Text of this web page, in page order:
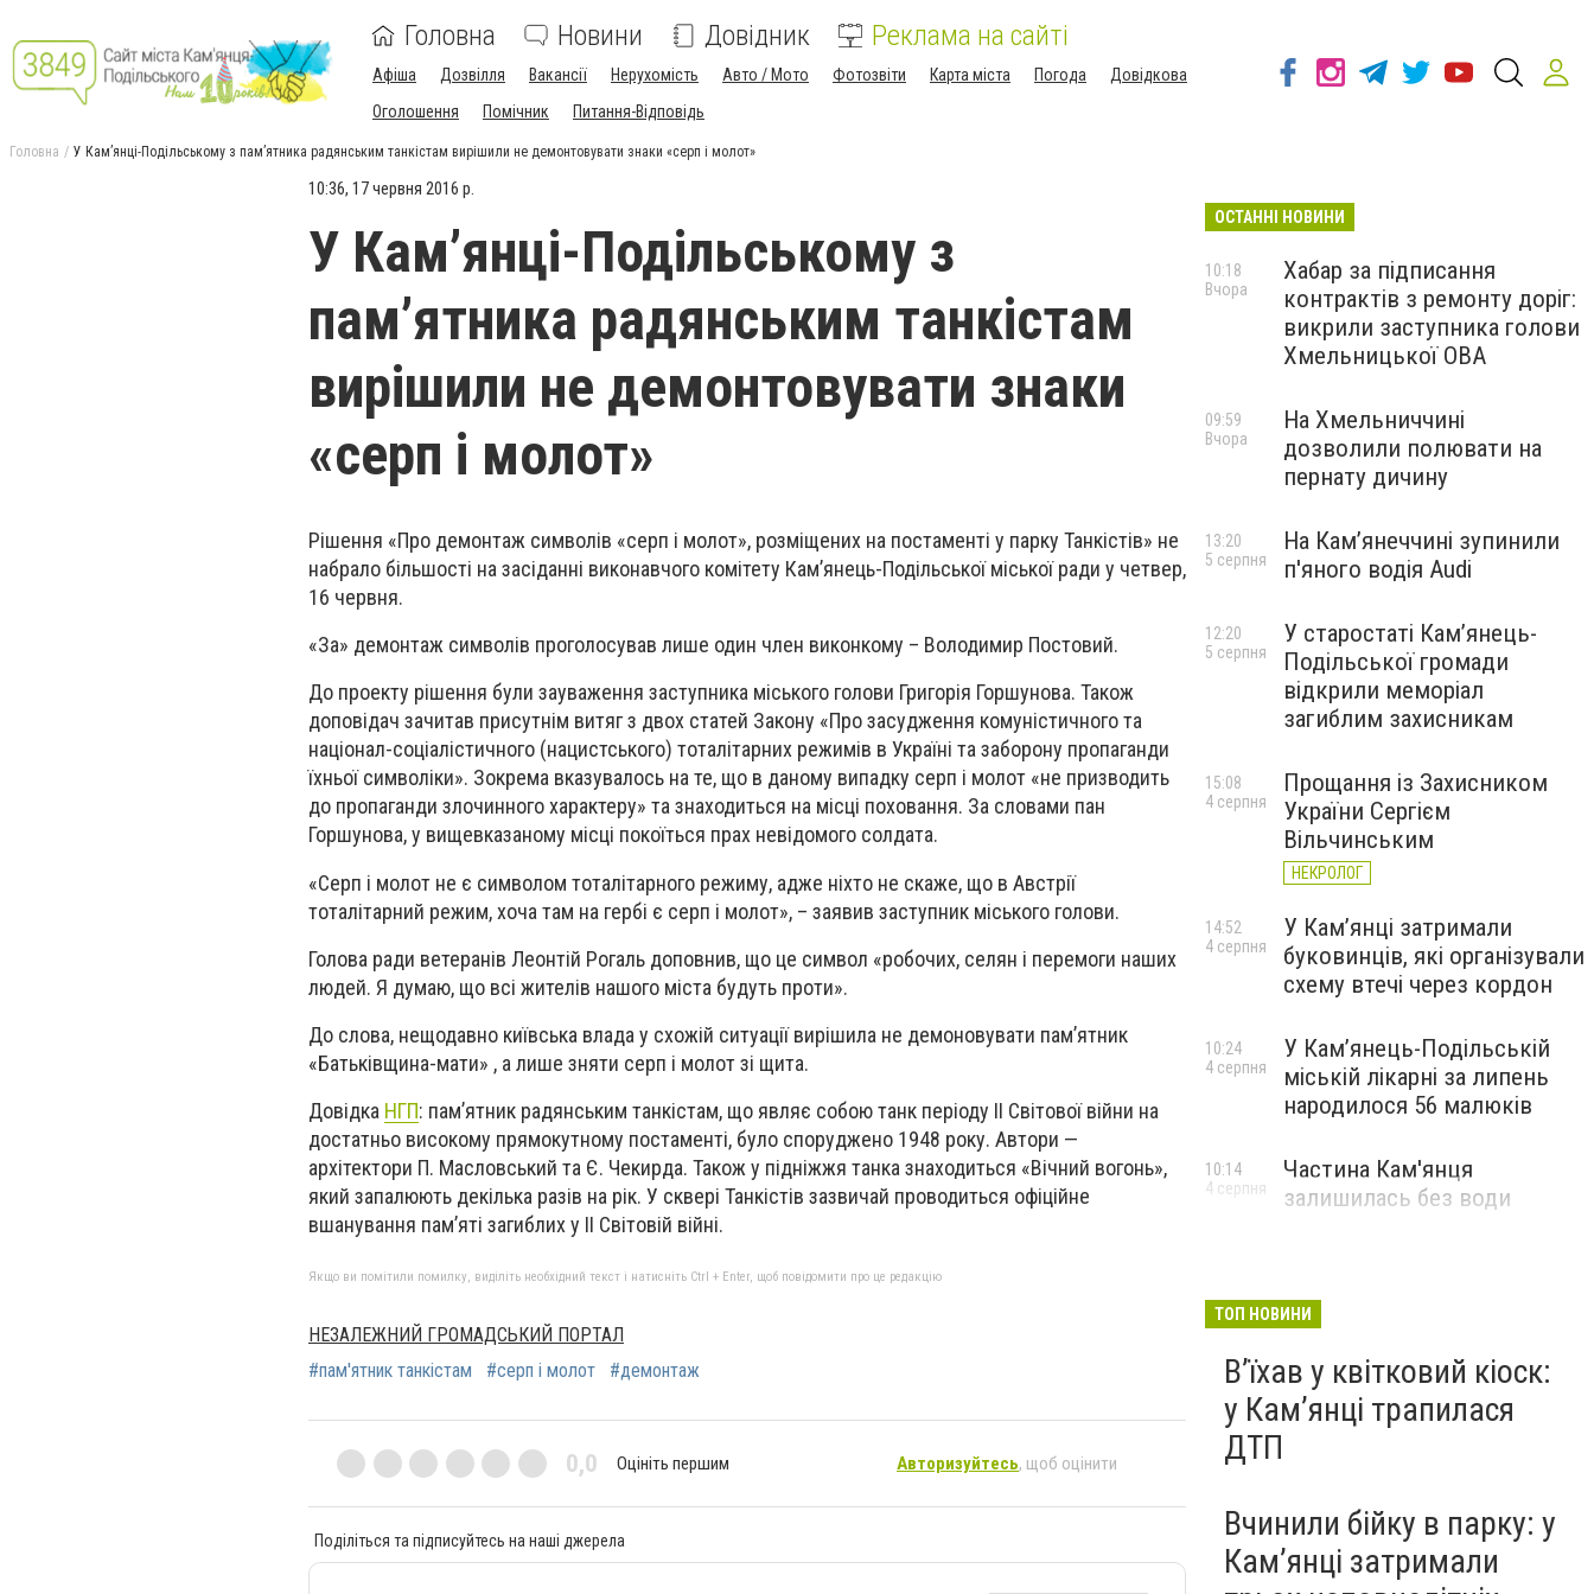
Головна Новини Довідник Реклама на сайті
Афіша Дозвілля Вакансії Нерухомість Авто / Мото Фотозвіти Карта міста Погода
Довідкова
Оголошення
Помічник Питання-Відповідь
Головна У Кам’янці-Подільському з пам’ятника радянським танкістам вирішили не демонтовувати знаки «серп і молот»
10:36, 17 червня 2016 р.
У Кам’янці-Подільському з
пам’ятника радянським танкістам
вирішили не демонтовувати знаки
«серп і молот»
Рішення «Про демонтаж символів «серп і молот», розміщених на постаменті у парку Танкістів» не
набрало більшості на засіданні виконавчого комітету Кам’янець-Подільської міської ради у четвер,
16 червня.
«За» демонтаж символів проголосував лише один член виконкому – Володимир Постовий.
До проекту рішення були зауваження заступника міського голови Григорія Горшунова. Також
доповідач зачитав присутнім витяг з двох статей Закону «Про засудження комуністичного та
націонал-соціалістичного (нацистського) тоталітарних режимів в Україні та заборону пропаганди
їхньої символіки». Зокрема вказувалось на те, що в даному випадку серп і молот «не призводить
до пропаганди злочинного характеру» та знаходиться на місці поховання. За словами пан
Горшунова, у вищевказаному місці покоїться прах невідомого солдата.
«Серп і молот не є символом тоталітарного режиму, адже ніхто не скаже, що в Австрії
тоталітарний режим, хоча там на гербі є серп і молот», – заявив заступник міського голови.
Голова ради ветеранів Леонтій Рогаль доповнив, що це символ «робочих, селян і перемоги наших
людей. Я думаю, що всі жителів нашого міста будуть проти».
До слова, нещодавно київська влада у схожій ситуації вирішила не демоновувати пам’ятник
«Батьківщина-мати» , а лише зняти серп і молот зі щита.
Довідка НГП: пам’ятник радянським танкістам, що являє собою танк періоду ІІ Світової війни на
достатньо високому прямокутному постаменті, було споруджено 1948 року. Автори —
архітектори П. Масловський та Є. Чекирда. Також у підніжжя танка знаходиться «Вічний вогонь»,
який запалюють декілька разів на рік. У сквері Танкістів зазвичай проводиться офіційне
вшанування пам’яті загиблих у ІІ Світовій війні.
Якщо ви помітили помилку, виділіть необхідний текст і натисніть Ctrl + Enter, щоб повідомити про це редакцію
НЕЗАЛЕЖНИЙ ГРОМАДСЬКИЙ ПОРТАЛ
#пам'ятник танкістам
#серп і молот #демонтаж
0,0 Оцініть першим Авторизуйтесь, щоб оцінити
Поділіться та підписуйтесь на наші джерела
ОСТАННІ НОВИНИ
Хабар за підписання
контрактів з ремонту доріг:
викрили заступника голови
Хмельницької ОВА
10:18
Вчора
На Хмельниччині
дозволили полювати на
пернату дичину
09:59
Вчора
На Камʼянеччині зупинили
п'яного водія Audi
13:20
5 серпня
У старостаті Кам’янець-
Подільської громади
відкрили меморіал
загиблим захисникам
12:20
5 серпня
Прощання із Захисником
України Сергієм
Вільчинським
НЕКРОЛОГ
15:08
4 серпня
У Кам’янці затримали
буковинців, які організували
схему втечі через кордон
14:52
4 серпня
У Кам’янець-Подільській
міській лікарні за липень
народилося 56 малюків
10:24
4 серпня
Частина Кам'янця
залишилась без води
10:14
4 серпня
ТОП НОВИНИ
Вʼїхав у квітковий кіоск:
у Камʼянці трапилася
ДТП
Вчинили бійку в парку: у
Кам’янці затримали